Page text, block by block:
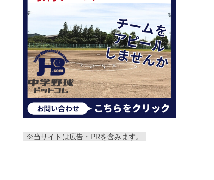
※当サイトは広告・PRを含みます。